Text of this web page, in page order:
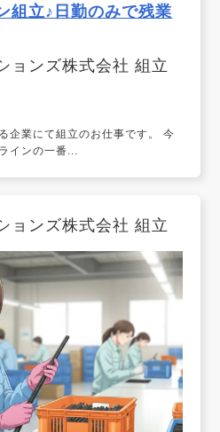
組立♪日勤のみで残業
ョンズ株式会社 組立
企業にて組立のお仕事です。 今
インの一番...
ョンズ株式会社 組立